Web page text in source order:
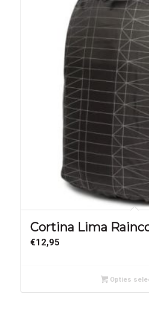
Cortina Lima
€12,95
Opties